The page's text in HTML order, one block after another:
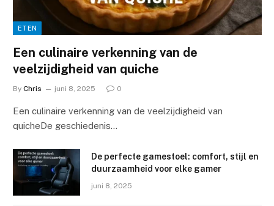
ETEN
Een culinaire verkenning van de
veelzijdigheid van quiche
By Chris juni 8, 2025 0
Een culinaire verkenning van de veelzijdigheid van
quicheDe geschiedenis…
De perfecte gamestoel: comfort, stijl en
duurzaamheid voor elke gamer
juni 8, 2025